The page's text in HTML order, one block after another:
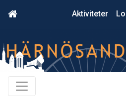
Aktiviteter